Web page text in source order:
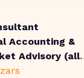
Accounting &
Advisory (all